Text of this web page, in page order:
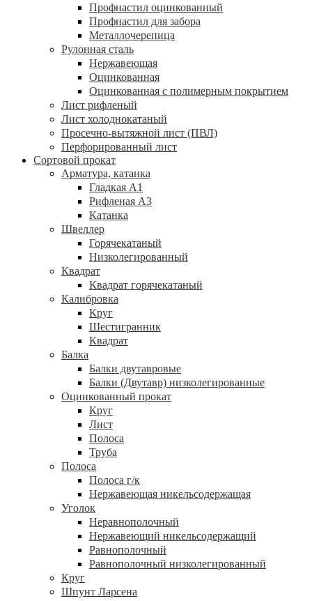
Профнастил оцинкованный
Профнастил для забора
Металлочерепица
Рулонная сталь
Нержавеющая
Оцинкованная
Оцинкованная с полимерным покрытием
Лист рифленый
Лист холоднокатаный
Просечно-вытяжной лист (ПВЛ)
Перфорированный лист
Сортовой прокат
Арматура, катанка
Гладкая А1
Рифленая А3
Катанка
Швеллер
Горячекатаный
Низколегированный
Квадрат
Квадрат горячекатаный
Калибровка
Круг
Шестигранник
Квадрат
Балка
Балки двутавровые
Балки (Двутавр) низколегированные
Оцинкованный прокат
Круг
Лист
Полоса
Труба
Полоса
Полоса г/к
Нержавеющая никельсодержащая
Уголок
Неравнополочный
Нержавеющий никельсодержащий
Равнополочный
Равнополочный низколегированный
Круг
Шпунт Ларсена